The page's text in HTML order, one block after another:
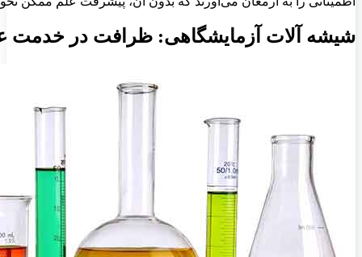
شیشه آلات آزمایشگاهی: ظرافت در خدمت